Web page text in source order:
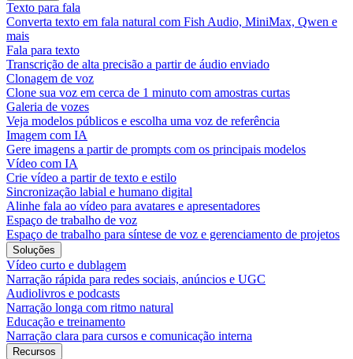
Texto para fala
Converta texto em fala natural com Fish Audio, MiniMax, Qwen e
mais
Fala para texto
Transcrição de alta precisão a partir de áudio enviado
Clonagem de voz
Clone sua voz em cerca de 1 minuto com amostras curtas
Galeria de vozes
Veja modelos públicos e escolha uma voz de referência
Imagem com IA
Gere imagens a partir de prompts com os principais modelos
Vídeo com IA
Crie vídeo a partir de texto e estilo
Sincronização labial e humano digital
Alinhe fala ao vídeo para avatares e apresentadores
Espaço de trabalho de voz
Espaço de trabalho para síntese de voz e gerenciamento de projetos
Soluções
Vídeo curto e dublagem
Narração rápida para redes sociais, anúncios e UGC
Audiolivros e podcasts
Narração longa com ritmo natural
Educação e treinamento
Narração clara para cursos e comunicação interna
Recursos